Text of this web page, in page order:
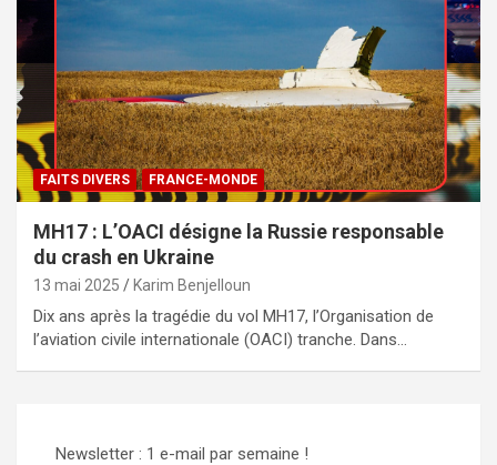
FAITS DIVERS FRANCE-MONDE
MH17 : L’OACI désigne la Russie responsable
du crash en Ukraine
13 mai 2025 Karim Benjelloun
Dix ans après la tragédie du vol MH17, l’Organisation de
l’aviation civile internationale (OACI) tranche. Dans…
Newsletter : 1 e-mail par semaine !